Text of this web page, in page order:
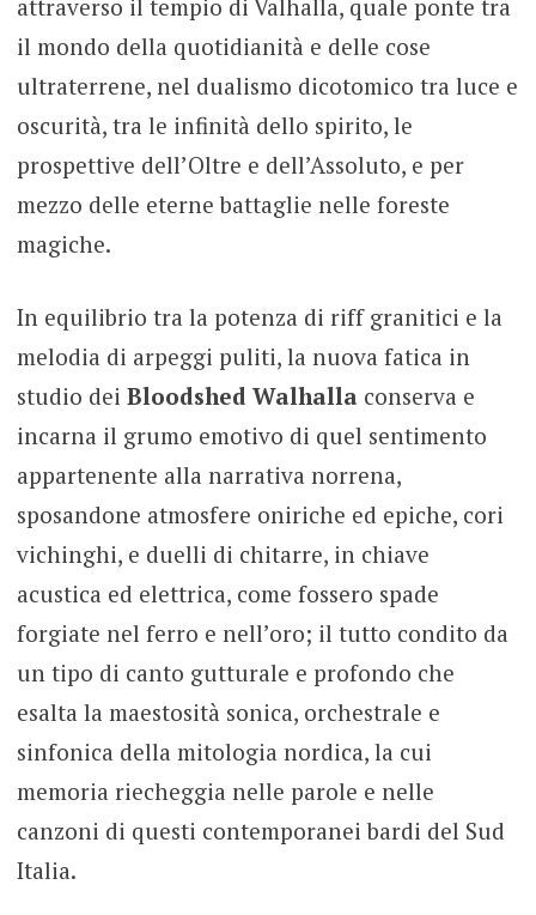
attraverso il tempio di Valhalla, quale ponte tra
il mondo della quotidianità e delle cose
ultraterrene, nel dualismo dicotomico tra luce e
oscurità, tra le infinità dello spirito, le
prospettive dell’Oltre e dell’Assoluto, e per
mezzo delle eterne battaglie nelle foreste
magiche.
In equilibrio tra la potenza di riff granitici e la
melodia di arpeggi puliti, la nuova fatica in
studio dei Bloodshed Walhalla conserva e
incarna il grumo emotivo di quel sentimento
appartenente alla narrativa norrena,
sposandone atmosfere oniriche ed epiche, cori
vichinghi, e duelli di chitarre, in chiave
acustica ed elettrica, come fossero spade
forgiate nel ferro e nell’oro; il tutto condito da
un tipo di canto gutturale e profondo che
esalta la maestosità sonica, orchestrale e
sinfonica della mitologia nordica, la cui
memoria riecheggia nelle parole e nelle
canzoni di questi contemporanei bardi del Sud
Italia.